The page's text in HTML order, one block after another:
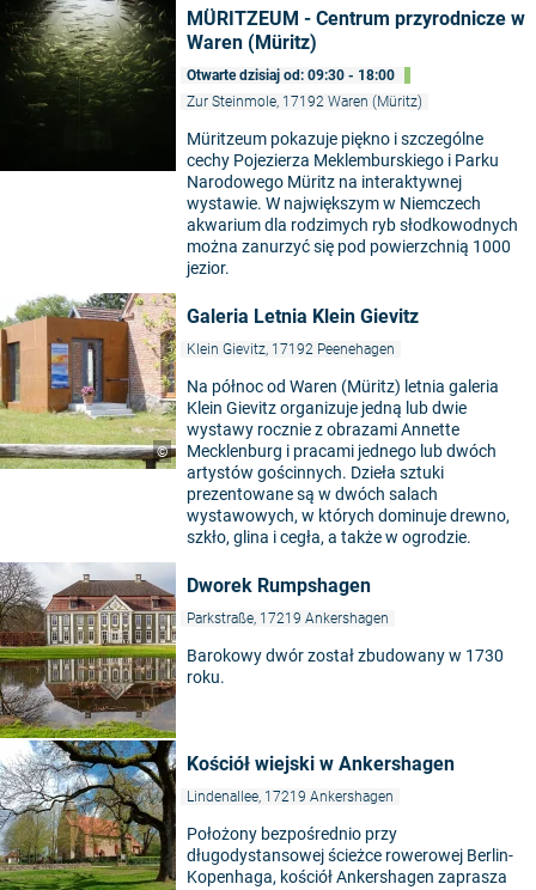
MÜRITZEUM - Centrum przyrodnicze w
Waren (Müritz)
Otwarte dzisiaj od: 09:30 - 18:00
Zur Steinmole, 17192 Waren (Müritz)
Müritzeum pokazuje piękno i szczególne
cechy Pojezierza Meklemburskiego i Parku
Narodowego Müritz na interaktywnej
wystawie. W największym w Niemczech
akwarium dla rodzimych ryb słodkowodnych
można zanurzyć się pod powierzchnią 1000
jezior.
©
Galeria Letnia Klein Gievitz
Klein Gievitz, 17192 Peenehagen
Na północ od Waren (Müritz) letnia galeria
Klein Gievitz organizuje jedną lub dwie
wystawy rocznie z obrazami Annette
Mecklenburg i pracami jednego lub dwóch
artystów gościnnych. Dzieła sztuki
prezentowane są w dwóch salach
wystawowych, w których dominuje drewno,
szkło, glina i cegła, a także w ogrodzie.
Dworek Rumpshagen
Parkstraße, 17219 Ankershagen
Barokowy dwór został zbudowany w 1730
roku.
Kościół wiejski w Ankershagen
Lindenallee, 17219 Ankershagen
Położony bezpośrednio przy
długodystansowej ścieżce rowerowej Berlin-
Kopenhaga, kościół Ankershagen zaprasza